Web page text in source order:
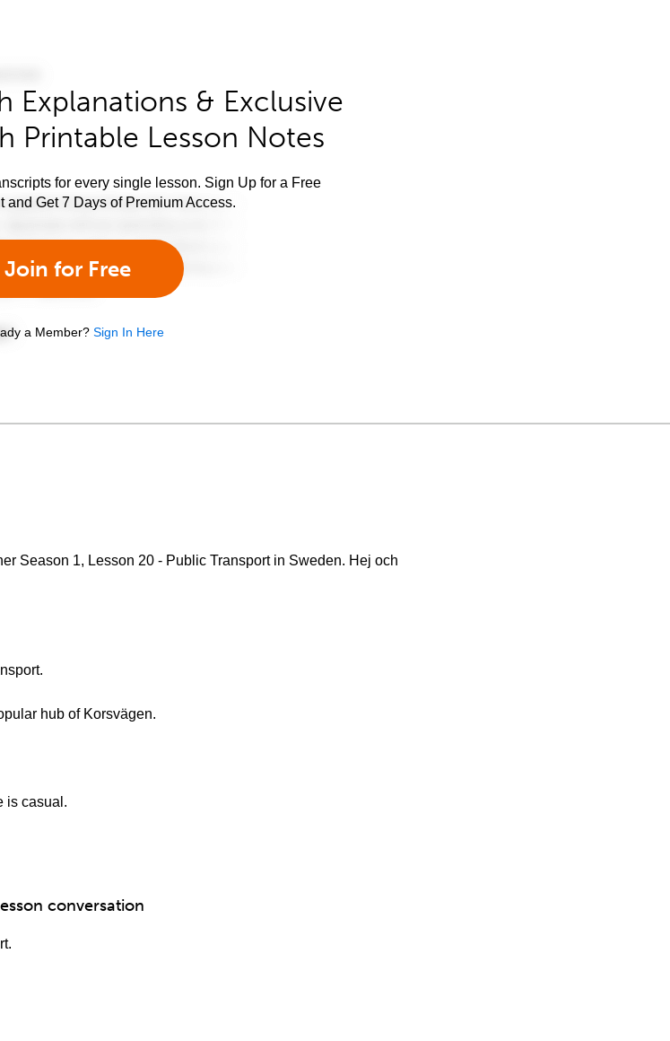
Explanations & Exclusive
Printable Lesson Notes
for every single lesson. Sign Up for a Free
and Get 7 Days of Premium Access.
Join for Free
a Member? Sign In Here
Season 1, Lesson 20 - Public Transport in Sweden. Hej och
hub of Korsvägen.
is casual.
conversation